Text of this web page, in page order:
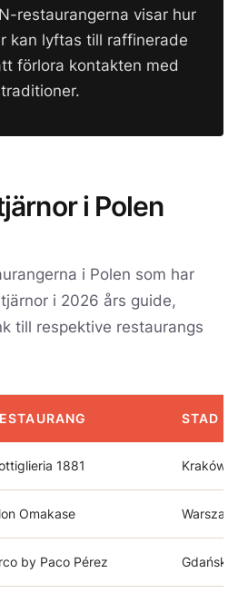
restaurangerna visar hur
kan lyftas till raffinerade
förlora kontakten med
i Polen
i Polen som har
i 2026 års guide,
till respektive restaurangs
STAD
1881 Kraków
Omakase
by Paco Pérez Gdańsk